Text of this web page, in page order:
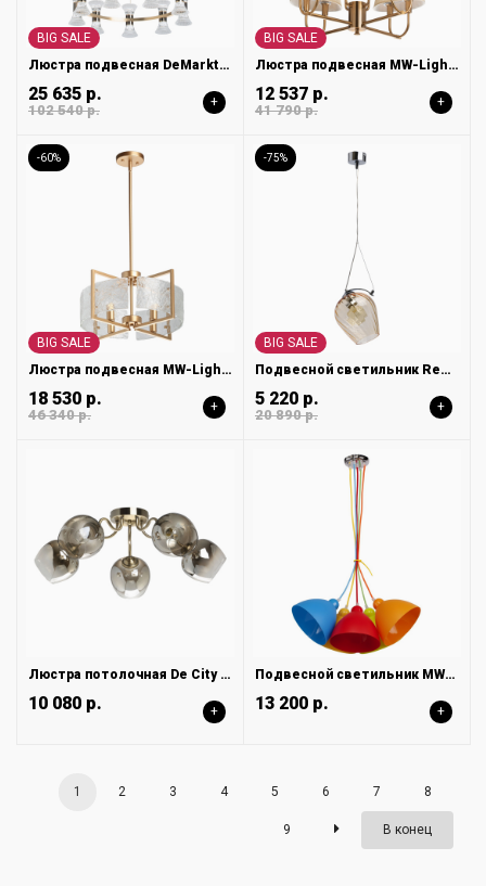
BIG SALE
Люстра подвесная DeMarkt Вальтер 551012709
25 635 р.
102 540 р. +
BIG SALE
Люстра подвесная MW-Light София 355014608
12 537 р.
41 790 р. +
-60%
BIG SALE
Люстра подвесная MW-Light Илоника 451011704
18 530 р.
46 340 р. +
-75%
BIG SALE
Подвесной светильник Regenbogen Бремен 606010601
5 220 р.
20 890 р. +
Люстра потолочная De City Альфа 324018105
10 080 р. +
Подвесной светильник MW-Light Улыбка 365014505
13 200 р. +
1 2 3 4 5 6 7 8
9 В конец